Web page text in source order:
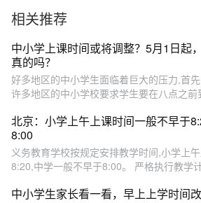
相关推荐
中小学上课时间或将调整？5月1日起
真的吗？
好多地区的中小学生面临着巨大的压力,首
许多地区的中小学校要求学生要在八点之前
北京：小学上午上课时间一般不早于
8:00
义务教育学校按规定安排教学时间,小学上
8:20,中学一般不早于8:00。 严格执行教学
中小学生家长看一看，早上上学时间